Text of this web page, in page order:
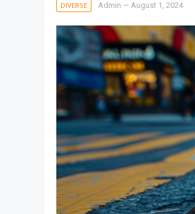
DIVERSE Admin — August 1, 2024